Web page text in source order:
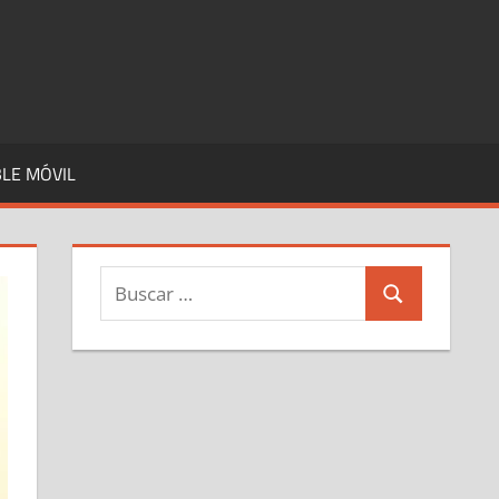
MÓVIL
Buscar:
Buscar